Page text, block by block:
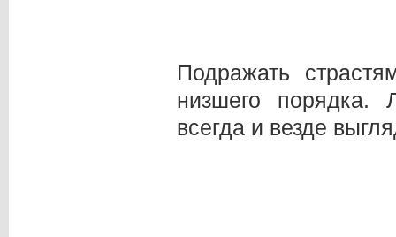
Подражать
низшего порядка.
всегда и везде